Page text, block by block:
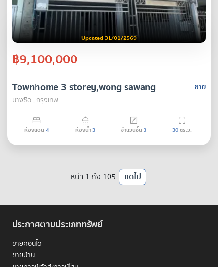
Updated 31/01/2569
฿9,100,000
ขาย
Townhome 3 storey,wong sawang
บางซื่อ , กรุงเทพ
ห้องนอน 4 ห้องน้ำ3 จำนวนชั้น 3 30ตร.ว.
หน้า 1 ถึง 105 ถัดไป
ประกาศตามประเภททรัพย์
ขายคอนโด
ขายบ้าน